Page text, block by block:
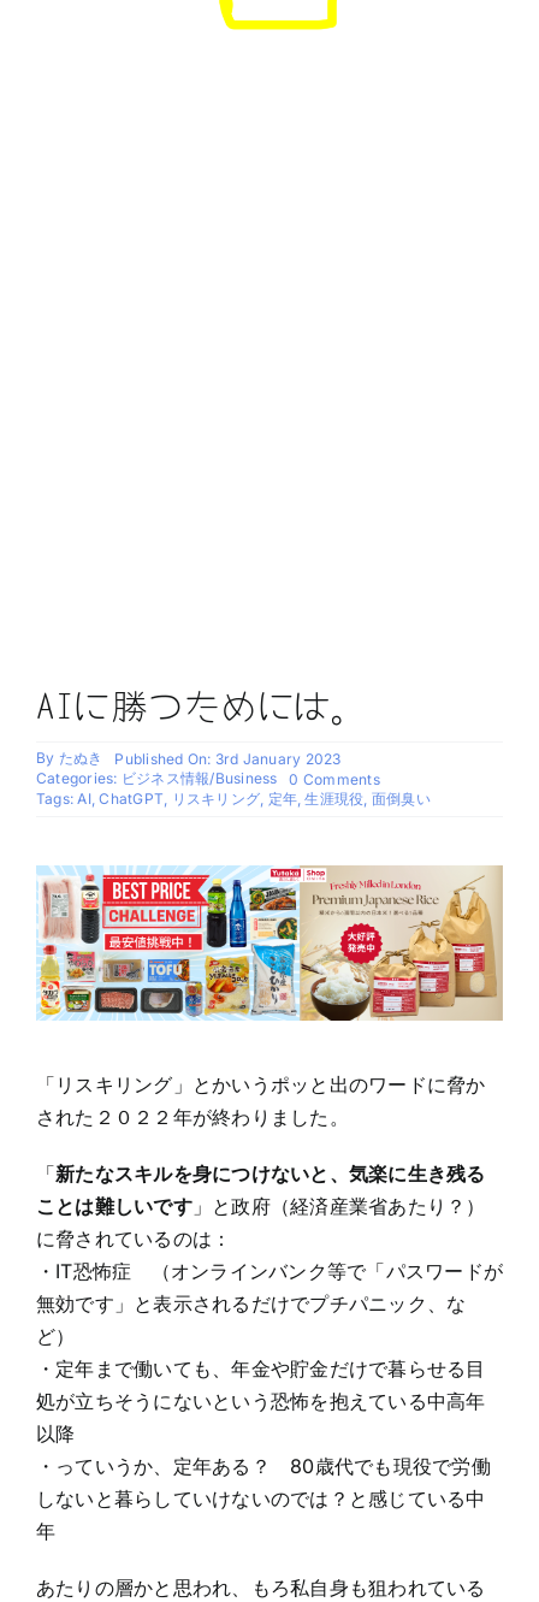
AIに勝つためには。
By たぬき
Published On: 3rd January 2023
Categories: ビジネス情報/Business 0 Commentson
AI
た
め
に
は。
Tags:AI,ChatGPT, リスキリング, 定年,生涯現役, 面倒臭い
「リスキリング」とかいうポッと出のワードに脅か
された２０２２年が終わりました。
「新たなスキルを身につけないと、気楽に生き残る
ことは難しいです」と政府（経済産業省あたり？）
に脅されているのは：
・IT恐怖症 （オンラインバンク等で「パスワードが
無効です」と表示されるだけでプチパニック、な
ど）
・定年まで働いても、年金や貯金だけで暮らせる目
処が立ちそうにないという恐怖を抱えている中高年
以降
・っていうか、定年ある？ 80歳代でも現役で労働
しないと暮らしていけないのでは？と感じている中
年
あたりの層かと思われ、もろ私自身も狙われている